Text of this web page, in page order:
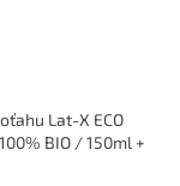
Lat-X ECO
BIO / 150ml +